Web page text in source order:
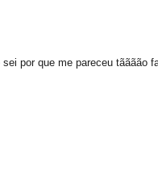
por que me pareceu tãããão